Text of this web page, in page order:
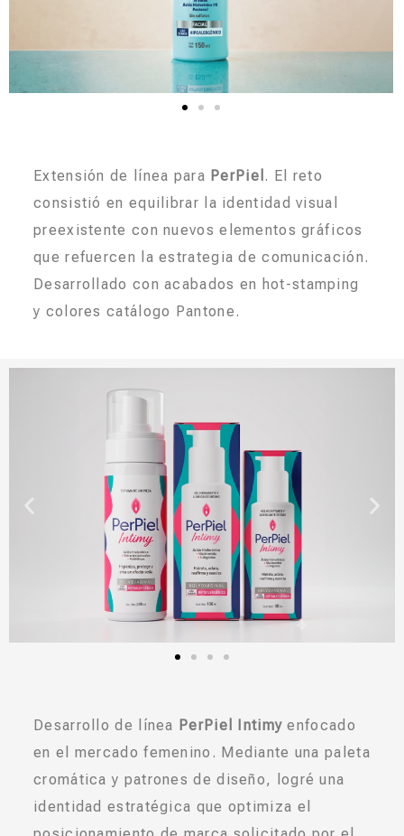
Extensión de línea para PerPiel . El reto
consistió en equilibrar la identidad visual
preexistente con nuevos elementos gráficos
que refuercen la estrategia de comunicación.
Desarrollado con acabados en hot-stamping
y colores catálogo Pantone.
Desarrollo de línea PerPiel Intimy enfocado
en el mercado femenino. Mediante una paleta
cromática y patrones de diseño, logré una
identidad estratégica que optimiza el